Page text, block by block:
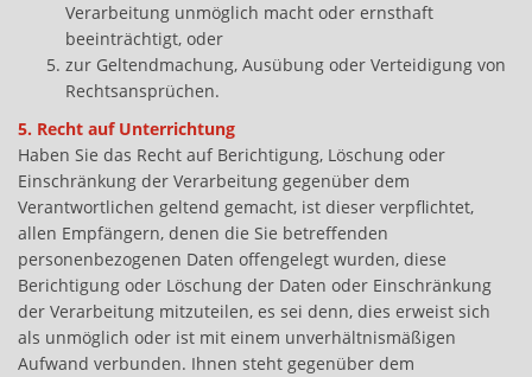
Verarbeitung unmöglich macht oder ernsthaft
beeinträchtigt, oder
zur Geltendmachung, Ausübung oder Verteidigung von
Rechtsansprüchen.
5. Recht auf Unterrichtung
Haben Sie das Recht auf Berichtigung, Löschung oder
Einschränkung der Verarbeitung gegenüber dem
Verantwortlichen geltend gemacht, ist dieser verpflichtet,
allen Empfängern, denen die Sie betreffenden
personenbezogenen Daten offengelegt wurden, diese
Berichtigung oder Löschung der Daten oder Einschränkung
der Verarbeitung mitzuteilen, es sei denn, dies erweist sich
als unmöglich oder ist mit einem unverhältnismäßigen
Aufwand verbunden. Ihnen steht gegenüber dem